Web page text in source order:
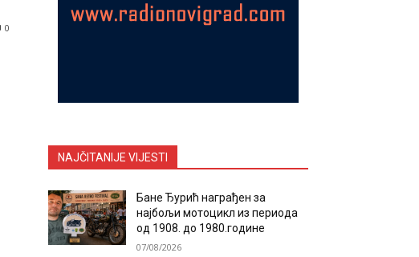
0
NAJČITANIJE VIJESTI
Бане Ђурић награђен за
најбољи мотоцикл из периода
од 1908. до 1980.године
07/08/2026